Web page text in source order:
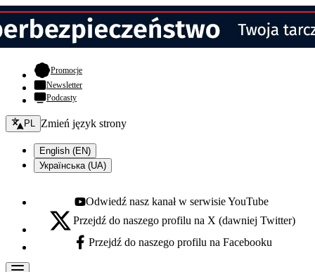
Promocje- otwiera się w nowej karcie
Newsletter
Podcasty
Zmień język - bieżący:
PL Zmień język strony
English (EN)
Українська (UA)
Youtube - otwiera się w nowej karcie
Odwiedź nasz kanał w serwisie YouTube
X - otwiera się w nowej karcie
Przejdź do naszego profilu na X (dawniej Twitter)
Facebook - otwiera się w nowej karcie
Przejdź do naszego profilu na Facebooku